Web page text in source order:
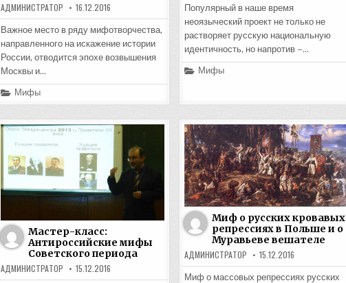
АДМИНИСТРАТОР 16.12.2016
Важное место в ряду мифотворчества,
направленного на искажение истории
России, отводится эпохе возвышения
Москвы и…
Posted
in
Мифы
Популярный в наше время
неоязыческий проект не только не
растворяет русскую национальную
идентичность, но напротив –…
Posted
Мифы
Мастер-класс:
Антироссийские мифы
Советского периода
АДМИНИСТРАТОР 15.12.2016
Миф о русских кровавых
репрессиях в Польше и о
Муравьеве вешателе
АДМИНИСТРАТОР 15.12.2016
Миф о массовых репрессиях русских